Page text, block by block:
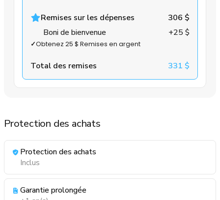
Remises sur les dépenses
306 $
Boni de bienvenue
+25 $
✓Obtenez 25 $ Remises en argent
Total des remises 331 $
Protection des achats
Protection des achats
Inclus
Garantie prolongée